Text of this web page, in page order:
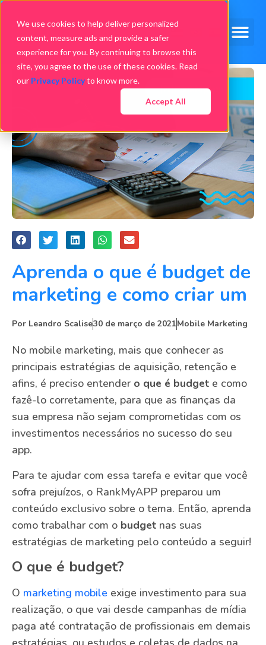
We use cookies to help deliver personalized
content, measure ads and provide a safer
experience for you. By continuing to browse this
site, you agree to the use of these cookies. Read
our Privacy Policyto know more.
Accept All
Aprenda o que é budget de
marketing e como criar um
Por Leandro Scalise30 de março de 2021Mobile Marketing
No mobile marketing, mais que conhecer as
principais estratégias de aquisição, retenção e
afins, é preciso entender o que é budget e como
fazê-lo corretamente, para que as finanças da
sua empresa não sejam comprometidas com os
investimentos necessários no sucesso do seu
app.
Para te ajudar com essa tarefa e evitar que você
sofra prejuízos, o RankMyAPP preparou um
conteúdo exclusivo sobre o tema. Então, aprenda
como trabalhar com o budget nas suas
estratégias de marketing pelo conteúdo a seguir!
O que é budget?
O marketing mobile exige investimento para sua
realização, o que vai desde campanhas de mídia
paga até contratação de profissionais em demais